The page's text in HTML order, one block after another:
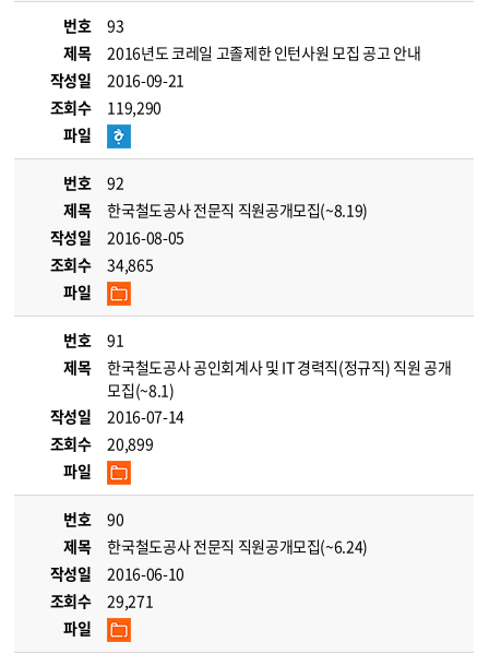
번호
93
제목
2016년도 코레일 고졸제한 인턴사원 모집 공고 안내
작성일
2016-09-21
조회수
119,290
파일
번호
92
제목
한국철도공사 전문직 직원공개모집(~8.19)
작성일
2016-08-05
조회수
34,865
파일
번호
91
제목
한국철도공사 공인회계사 및 IT 경력직(정규직) 직원 공개
모집(~8.1)
작성일
2016-07-14
조회수
20,899
파일
번호
90
제목
한국철도공사 전문직 직원공개모집(~6.24)
작성일
2016-06-10
조회수
29,271
파일